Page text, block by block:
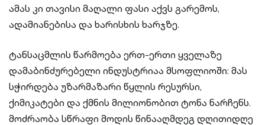
ამას კი თავისი მაღალი ფასი აქვს გარემოს,
ადამიანებისა და ხარისხის ხარჯზე.
ტანსაცმლის წარმოება ერთ-ერთი ყველაზე
დამაბინძურებელი ინდუსტრიაა მსოფლიოში: მას
სჭირდება უზარმაზარი წყლის რესურსი,
ქიმიკატები და ქმნის მილიონობით ტონა ნარჩენს.
მოძრაობა სწრაფი მოდის წინააღმდეგ დღითიდღე